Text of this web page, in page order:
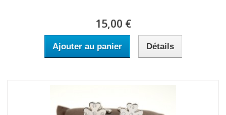
15,00 €
Ajouter au panier Détails